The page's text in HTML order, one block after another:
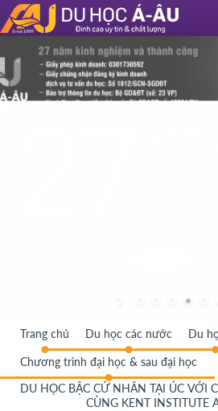
Trang chủ Du học các nước Du
Chương trình đại học & sau đại học
DU HỌC BẬC CỬ NHÂN TẠI ÚC VỚI
CÙNG KENT INSTITUTE